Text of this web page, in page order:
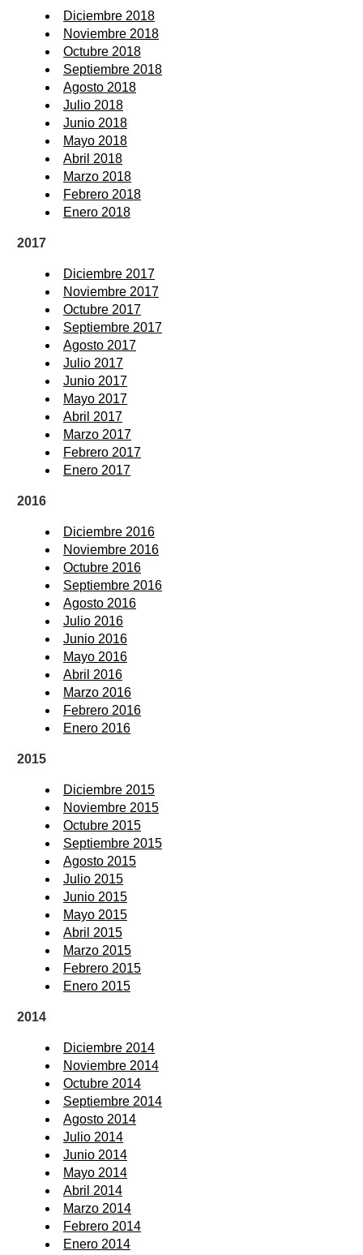
Diciembre 2018
Noviembre 2018
Octubre 2018
Septiembre 2018
Agosto 2018
Julio 2018
Junio 2018
Mayo 2018
Abril 2018
Marzo 2018
Febrero 2018
Enero 2018
2017
Diciembre 2017
Noviembre 2017
Octubre 2017
Septiembre 2017
Agosto 2017
Julio 2017
Junio 2017
Mayo 2017
Abril 2017
Marzo 2017
Febrero 2017
Enero 2017
2016
Diciembre 2016
Noviembre 2016
Octubre 2016
Septiembre 2016
Agosto 2016
Julio 2016
Junio 2016
Mayo 2016
Abril 2016
Marzo 2016
Febrero 2016
Enero 2016
2015
Diciembre 2015
Noviembre 2015
Octubre 2015
Septiembre 2015
Agosto 2015
Julio 2015
Junio 2015
Mayo 2015
Abril 2015
Marzo 2015
Febrero 2015
Enero 2015
2014
Diciembre 2014
Noviembre 2014
Octubre 2014
Septiembre 2014
Agosto 2014
Julio 2014
Junio 2014
Mayo 2014
Abril 2014
Marzo 2014
Febrero 2014
Enero 2014